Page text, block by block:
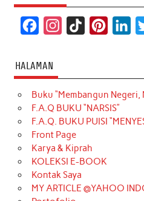
c
e
b
o
o
k
t
a
g
r
a
m
T
o
k
t
e
r
k
e
d
HALAMAN
Buku “Membangun Negeri,
F.A.Q BUKU “NARSIS”
F.A.Q. BUKU PUISI
Front Page
Karya & Kiprah
KOLEKSI E-BOOK
Kontak Saya
MY ARTICLE @YAHOO